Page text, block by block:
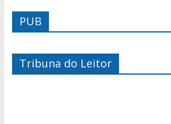
PUB
Tribuna do Leitor